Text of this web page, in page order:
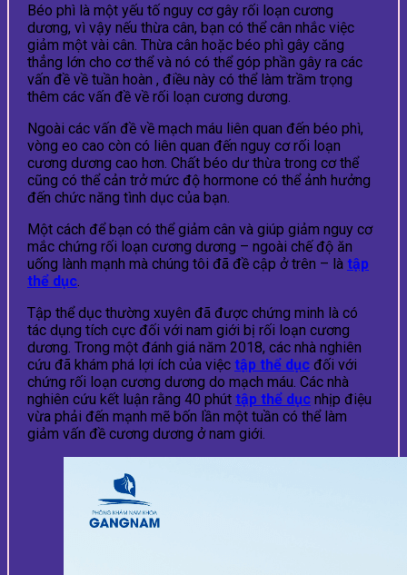
Béo phì là một yếu tố nguy cơ gây rối loạn cương
dương, vì vậy nếu thừa cân, bạn có thể cân nhắc việc
giảm một vài cân. Thừa cân hoặc béo phì gây căng
thẳng lớn cho cơ thể và nó có thể góp phần gây ra các
vấn đề về tuần hoàn , điều này có thể làm trầm trọng
thêm các vấn đề về rối loạn cương dương.
Ngoài các vấn đề về mạch máu liên quan đến béo phì,
vòng eo cao còn có liên quan đến nguy cơ rối loạn
cương dương cao hơn. Chất béo dư thừa trong cơ thể
cũng có thể cản trở mức độ hormone có thể ảnh hưởng
đến chức năng tình dục của bạn.
Một cách để bạn có thể giảm cân và giúp giảm nguy cơ
mắc chứng rối loạn cương dương – ngoài chế độ ăn
uống lành mạnh mà chúng tôi đã đề cập ở trên – là tập
thể dục.
Tập thể dục thường xuyên đã được chứng minh là có
tác dụng tích cực đối với nam giới bị rối loạn cương
dương. Trong một đánh giá năm 2018, các nhà nghiên
cứu đã khám phá lợi ích của việc tập thể dục đối với
chứng rối loạn cương dương do mạch máu. Các nhà
nghiên cứu kết luận rằng 40 phút tập thể dục nhịp điệu
vừa phải đến mạnh mẽ bốn lần một tuần có thể làm
giảm vấn đề cương dương ở nam giới.